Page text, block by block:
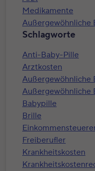
Medikamente
Außergewöhnliche
Schlagworte
Anti-Baby-Pille
Arztkosten
Außergewöhnliche
Außergewöhnliche
Babypille
Brille
Freiberufler
Krankheitskosten